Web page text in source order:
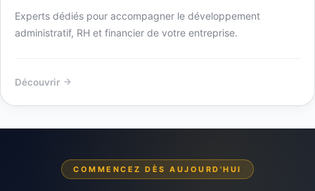
Experts dédiés pour accompagner le développement
administratif, RH et financier de votre entreprise.
Découvrir
COMMENCEZ DÈS AUJOURD'HUI